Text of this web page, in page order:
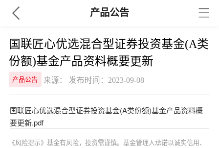
产品公告
国联匠心优选混合型证券投资基金(A类
份额)基金产品资料概要更新
产品公告 来源： 发布时间：2023-09-08
国联匠心优选混合型证券投资基金(A类份额)基金产品资料概
要更新.pdf
《风险提示》基金有风险，投资需谨慎。基金管理人承诺以诚实信用、